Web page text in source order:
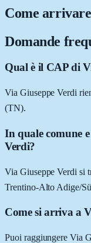
Come
Domande
Qual è il CAP di
Via Giuseppe Verdi
(TN).
In quale comune
Verdi?
Via Giuseppe Verdi si
Trentino-Alto Adige/
Come si arriva a
Puoi raggiungere Via